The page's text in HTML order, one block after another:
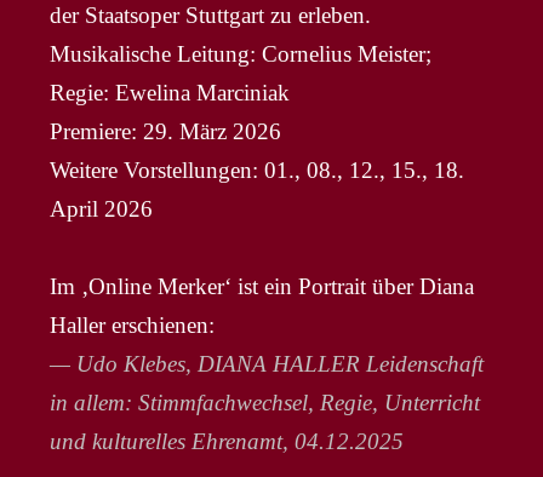
der Staatsoper Stuttgart zu erleben.
Musikalische Leitung: Cornelius Meister;
Regie: Ewelina Marciniak
Premiere: 29. März 2026
Weitere Vorstellungen: 01., 08., 12., 15., 18.
April 2026
Im ‚Online Merker‘ ist ein Portrait über Diana
Haller erschienen:
— Udo Klebes, DIANA HALLER Leidenschaft
in allem: Stimmfachwechsel, Regie, Unterricht
und kulturelles Ehrenamt, 04.12.2025